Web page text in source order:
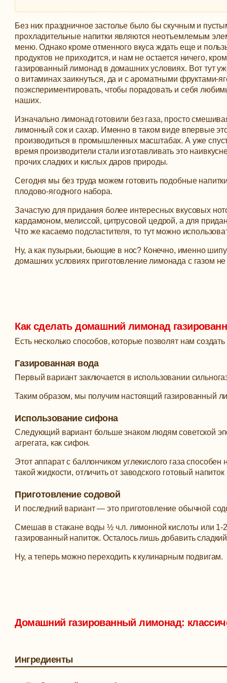
Без них праздничное застолье было бы скучным и
прохладительные напитки являются неотъемлемым
меню. Однако кроме отменного вкуса ждать еще и
продуктов не приходится, и нам не остается ничего,
газированный лимонад в домашних условиях. Вот тут
о витаминах заикнуться, да и с ароматными фруктами-
поэкспериментировать, чтобы порадовать и себя
наших.
Изначально лимонад готовили без газа, просто
лимонный сок и сахар. Именно в таком виде впервые
производиться в промышленных масштабах. А уже
время производители стали изготавливать это
прочих сладких и кислых даров природы.
Сегодня мы без труда можем готовить подобные
плодово-ягодного набора.
Зачастую для придания более интересных вкусовых
кардамоном, мелиссой, цитрусовой цедрой, а для
Что же касаемо подсластителя, то тут можно
Ну, а как пузырьки, бьющие в нос? Конечно, именно
домашних условиях приготовление лимонада с газом не
Как сделать домашний лимонад
Есть несколько способов, которые позволят нам
Газированная вода
Первый вариант заключается в использовании
Таким образом, мы получим настоящий газированный
Использование сифона
Следующий вариант больше знаком людям советской
агрегата, как сифон.
Этот аппарат с баллончиком углекислого газа
такой жидкости, отличить от заводского готовый
Приготовление содовой
И последний вариант — это приготовление обычной
Смешав в стакане воды ½ ч.л. лимонной кислоты или
газированный напиток. Осталось лишь добавить
Ну, а теперь можно переходить к кулинарным подвигам.
Домашний газированный лимонад:
Ингредиенты